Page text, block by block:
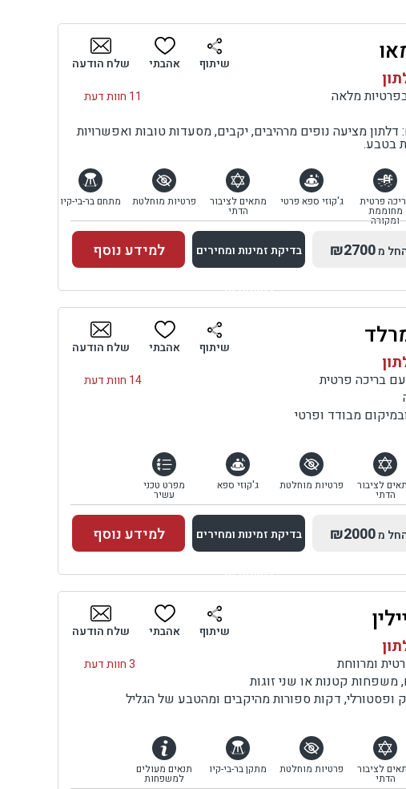
להתאים
על
11 חוות דעת
מלאה
מציעה נופים מרהיבים, יקבים, מסעדות טובות ואפשרויות
בטבע.
שיתוף אהבתי שלח הודעה
פרטית
מחוממת
ומקורה
ג'קוזי ספא פרטי מתאים לציבור
הדתי
פרטיות מוחלטת מתחם בר-בי-קיו
מ₪2700 בדיקת זמינות ומחירים
למתחם זה
בדיקת זמינות ומחירים
למידע נוסף
14 חוות דעת
בריכה פרטית
מבודד ופרטי
שיתוף אהבתי שלח הודעה
לציבור
הדתי
פרטיות מוחלטת ג'קוזי ספא מפרט טכני
עשיר
מ₪2000 בדיקת זמינות ומחירים
למתחם זה
בדיקת זמינות ומחירים
למידע נוסף
3 חוות דעת
ומרווחת
משפחות קטנות או שני זוגות
ופסטורלי, דקות ספורות מהיקבים ומהטבע של הגליל
שיתוף אהבתי שלח הודעה
לציבור
הדתי
פרטיות מוחלטת מתקן בר-בי-קיו תנאים מעולים
למשפחות